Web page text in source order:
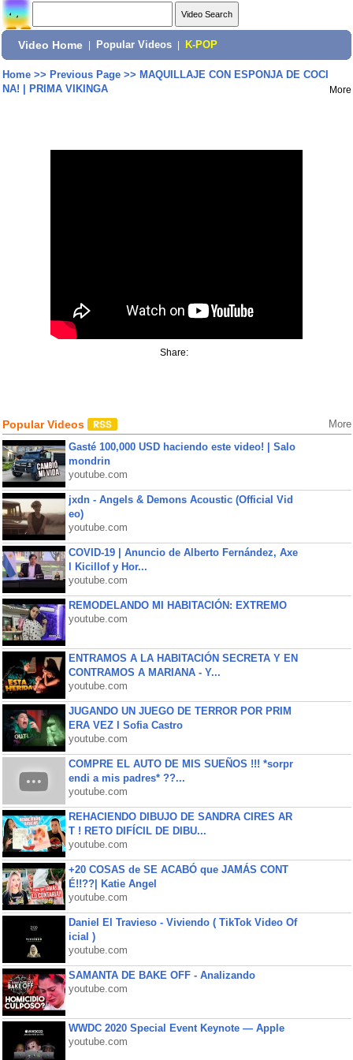
Video Home Popular Videos K-POP
Home>> Previous Page>> MAQUILLAJE CON ESPONJA DE COCI
NA! | PRIMA VIKINGA
More
Share:
Popular Videos More
Gasté 100,000 USD haciendo este video! | Salo
mondrin
youtube.com
jxdn - Angels & Demons Acoustic (Official Vid
eo)
youtube.com
COVID-19 | Anuncio de Alberto Fernández, Axe
l Kicillof y Hor...
youtube.com
REMODELANDO MI HABITACIÓN: EXTREMO
youtube.com
ENTRAMOS A LA HABITACIÓN SECRETA Y EN
CONTRAMOS A MARIANA - Y...
youtube.com
JUGANDO UN JUEGO DE TERROR POR PRIM
ERA VEZ l Sofia Castro
youtube.com
COMPRE EL AUTO DE MIS SUEÑOS !!! *sorpr
endi a mis padres* ??...
youtube.com
REHACIENDO DIBUJO DE SANDRA CIRES AR
T ! RETO DIFÍCIL DE DIBU...
youtube.com
+20 COSAS de SE ACABÓ que JAMÁS CONT
É!!??| Katie Angel
youtube.com
Daniel El Travieso - Viviendo ( TikTok Video Of
icial )
youtube.com
SAMANTA DE BAKE OFF - Analizando
youtube.com
WWDC 2020 Special Event Keynote — Apple
youtube.com